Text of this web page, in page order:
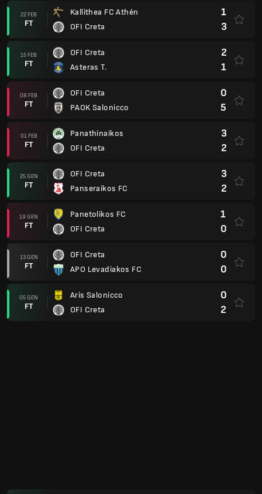
22 FEB
FT
Kallithea FC Athén
OFI Creta
1
3
15 FEB
FT
OFI Creta
Asteras T.
2
1
08 FEB
FT
OFI Creta
PAOK Salonicco
0
5
01 FEB
FT
Panathinaikos
OFI Creta
3
2
25 GEN
FT
OFI Creta
Panseraikos FC
3
2
19 GEN
FT
Panetolikos FC
OFI Creta
1
0
13 GEN
FT
OFI Creta
APO Levadiakos FC
0
0
05 GEN
FT
Aris Salonicco
OFI Creta
0
2